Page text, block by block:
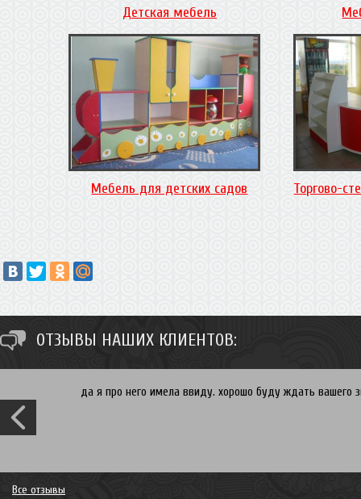
Детская мебель
Мебель для детских садов Торгово-
ОТЗЫВЫ НАШИХ КЛИЕНТОВ:
Спасибо Ирина. Вы хотите встроенный в нишу шкаф
Все отзывы